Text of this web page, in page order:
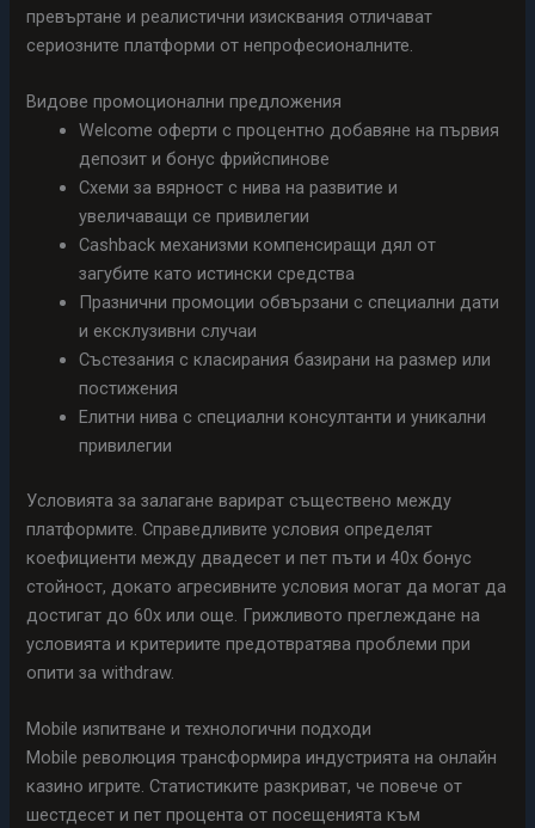
превъртане и реалистични изисквания отличават
сериозните платформи от непрофесионалните.
Видове промоционални предложения
Welcome оферти с процентно добавяне на първия
депозит и бонус фрийспинове
Схеми за вярност с нива на развитие и
увеличаващи се привилегии
Cashback механизми компенсиращи дял от
загубите като истински средства
Празнични промоции обвързани с специални дати
и ексклузивни случаи
Състезания с класирания базирани на размер или
постижения
Елитни нива с специални консултанти и уникални
привилегии
Условията за залагане варират съществено между
платформите. Справедливите условия определят
коефициенти между двадесет и пет пъти и 40x бонус
стойност, докато агресивните условия могат да могат да
достигат до 60x или още. Грижливото преглеждане на
условията и критериите предотвратява проблеми при
опити за withdraw.
Mobile изпитване и технологични подходи
Mobile революция трансформира индустрията на онлайн
казино игрите. Статистиките разкриват, че повече от
шестдесет и пет процента от посещенията към